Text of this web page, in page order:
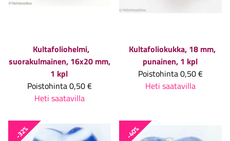
Kultafoliohelmi,
suorakulmainen, 16x20 mm,
1 kpl
Poistohinta0,50 €
Heti saatavilla
Kultafoliokukka, 18 mm,
punainen, 1 kpl
Poistohinta0,50 €
Heti saatavilla
-32% -40%